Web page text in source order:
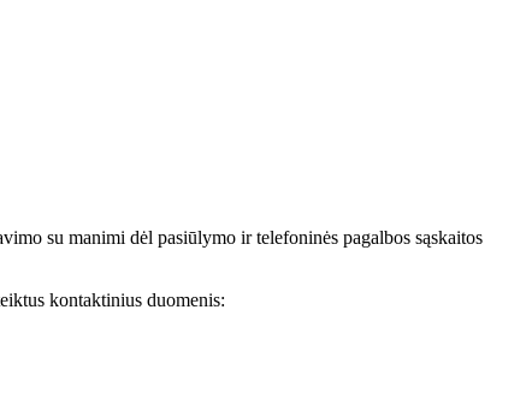
su manimi dėl pasiūlymo ir telefoninės pagalbos sąskaitos
kontaktinius duomenis: